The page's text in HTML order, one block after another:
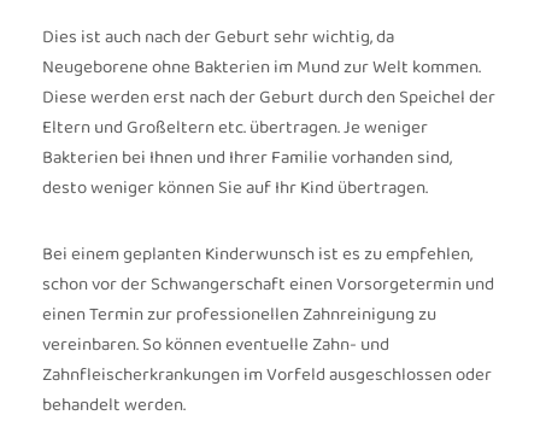
Dies ist auch nach der Geburt sehr wichtig, da
Neugeborene ohne Bakterien im Mund zur Welt kommen.
Diese werden erst nach der Geburt durch den Speichel der
Eltern und Großeltern etc. übertragen. Je weniger
Bakterien bei Ihnen und Ihrer Familie vorhanden sind,
desto weniger können Sie auf Ihr Kind übertragen.
Bei einem geplanten Kinderwunsch ist es zu empfehlen,
schon vor der Schwangerschaft einen Vorsorgetermin und
einen Termin zur professionellen Zahnreinigung zu
vereinbaren. So können eventuelle Zahn- und
Zahnfleischerkrankungen im Vorfeld ausgeschlossen oder
behandelt werden.